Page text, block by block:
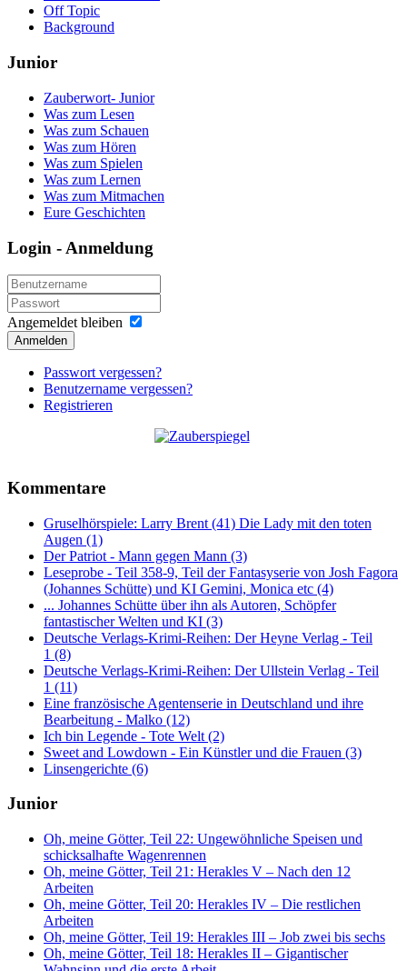
Off Topic
Background
Junior
Zauberwort- Junior
Was zum Lesen
Was zum Schauen
Was zum Hören
Was zum Spielen
Was zum Lernen
Was zum Mitmachen
Eure Geschichten
Login - Anmeldung
Angemeldet bleiben
Anmelden
Passwort vergessen?
Benutzername vergessen?
Registrieren
Kommentare
Gruselhörspiele: Larry Brent (41) Die Lady mit den toten
Augen (1)
Der Patriot - Mann gegen Mann (3)
Leseprobe - Teil 358-9, Teil der Fantasyserie von Josh Fagora
(Johannes Schütte) und KI Gemini, Monica etc (4)
... Johannes Schütte über ihn als Autoren, Schöpfer
fantastischer Welten und KI (3)
Deutsche Verlags-Krimi-Reihen: Der Heyne Verlag - Teil
1 (8)
Deutsche Verlags-Krimi-Reihen: Der Ullstein Verlag - Teil
1 (11)
Eine französische Agentenserie in Deutschland und ihre
Bearbeitung - Malko (12)
Ich bin Legende - Tote Welt (2)
Sweet and Lowdown - Ein Künstler und die Frauen (3)
Linsengerichte (6)
Junior
Oh, meine Götter, Teil 22: Ungewöhnliche Speisen und
schicksalhafte Wagenrennen
Oh, meine Götter, Teil 21: Herakles V – Nach den 12
Arbeiten
Oh, meine Götter, Teil 20: Herakles IV – Die restlichen
Arbeiten
Oh, meine Götter, Teil 19: Herakles III – Job zwei bis sechs
Oh, meine Götter, Teil 18: Herakles II – Gigantischer